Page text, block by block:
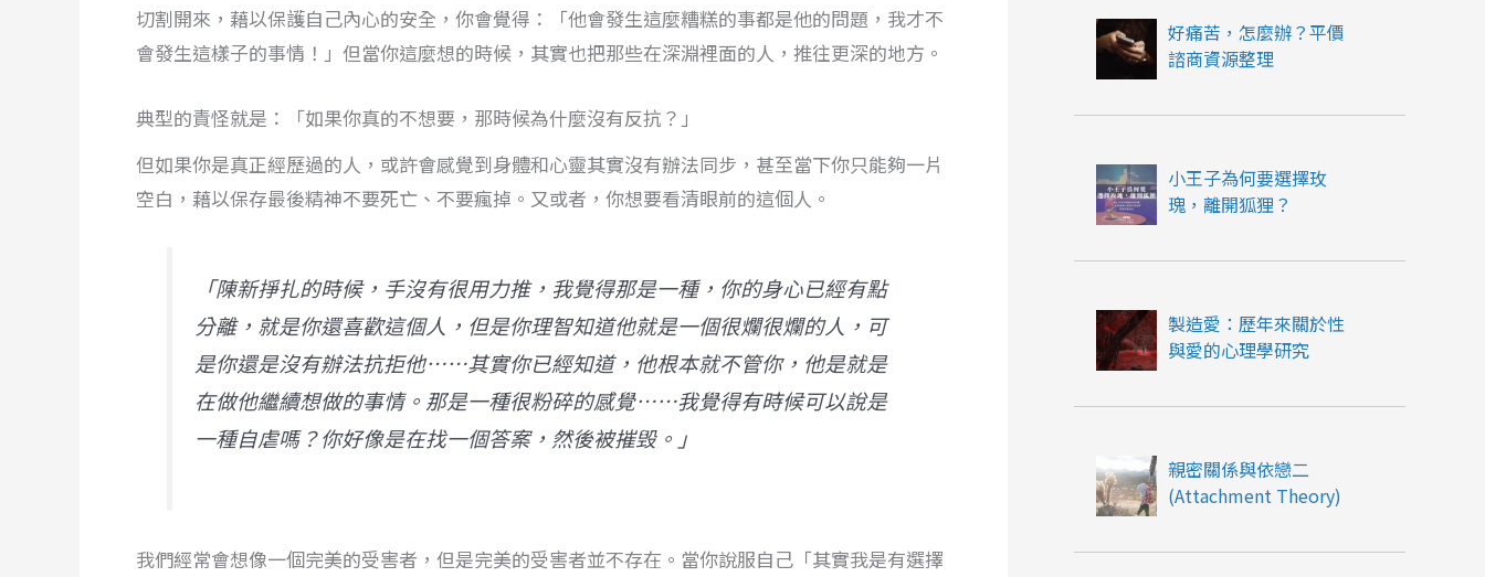
切割開來，藉以保護自己內心的安全，你會覺得：「他會發生這麼糟糕的事都是他的問題，我才不
會發生這樣子的事情！」但當你這麼想的時候，其實也把那些在深淵裡面的人，推往更深的地方。
典型的責怪就是：「如果你真的不想要，那時候為什麼沒有反抗？」
但如果你是真正經歷過的人，或許會感覺到身體和心靈其實沒有辦法同步，甚至當下你只能夠一片
空白，藉以保存最後精神不要死亡、不要瘋掉。又或者，你想要看清眼前的這個人。
「陳新掙扎的時候，手沒有很用力推，我覺得那是一種，你的身心已經有點
分離，就是你還喜歡這個人，但是你理智知道他就是一個很爛很爛的人，可
是你還是沒有辦法抗拒他⋯⋯其實你已經知道，他根本就不管你，他是就是
在做他繼續想做的事情。那是一種很粉碎的感覺⋯⋯我覺得有時候可以說是
一種自虐嗎？你好像是在找一個答案，然後被摧毁。」
我們經常會想像一個完美的受害者，但是完美的受害者並不存在。當你說服自己「其實我是有選擇
好痛苦，怎麼辦？平價
諮商資源整理
小王子為何要選擇玫
瑰，離開狐狸？
製造愛：歷年來關於性
與愛的心理學研究
親密關係與依戀二
(Attachment Theory)